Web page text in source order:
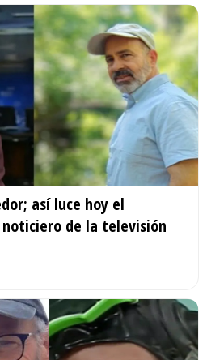
así luce hoy el
de la televisión